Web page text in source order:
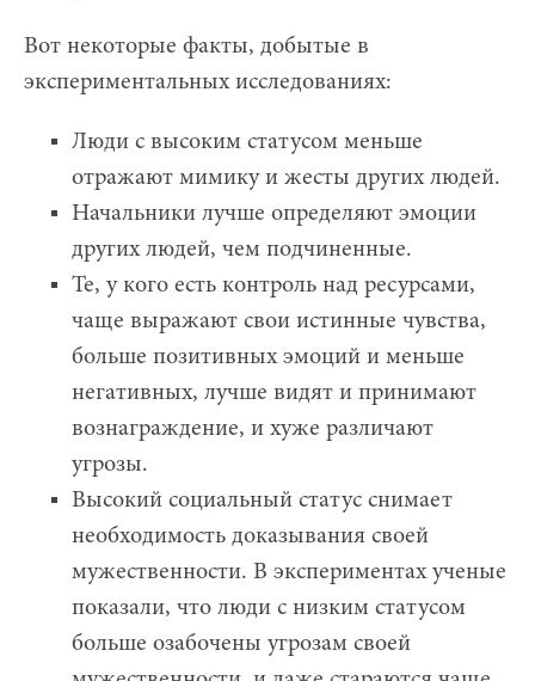
Вот некоторые факты, добытые в
экспериментальных исследованиях:
Люди с высоким статусом меньше
отражают мимику и жесты других людей.
Начальники лучше определяют эмоции
других людей, чем подчиненные.
Те, у кого есть контроль над ресурсами,
чаще выражают свои истинные чувства,
больше позитивных эмоций и меньше
негативных, лучше видят и принимают
вознаграждение, и хуже различают
угрозы.
Высокий социальный статус снимает
необходимость доказывания своей
мужественности. В экспериментах ученые
показали, что люди с низким статусом
больше озабочены угрозам своей